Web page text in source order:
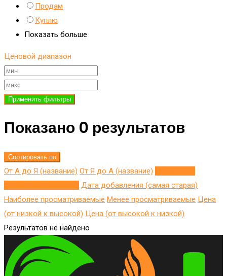
Продам
Куплю
Показать больше
Ценовой диапазон
Применить фильтры
Показано 0 результатов
Сортировать по
От А до Я (название) От Я до A (название)
Дата добавления (самая старая)
Наиболее просматриваемые Менее просматриваемые Цена
(от низкой к высокой) Цена (от высокой к низкой)
Результатов не найдено